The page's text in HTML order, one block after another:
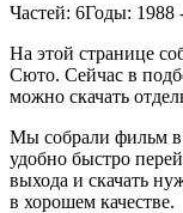
Частей: 6Годы: 1988
На этой странице
Сюто. Сейчас в
можно скачать
Мы собрали фильм в
удобно быстро
выхода и скачать
в хорошем качестве.